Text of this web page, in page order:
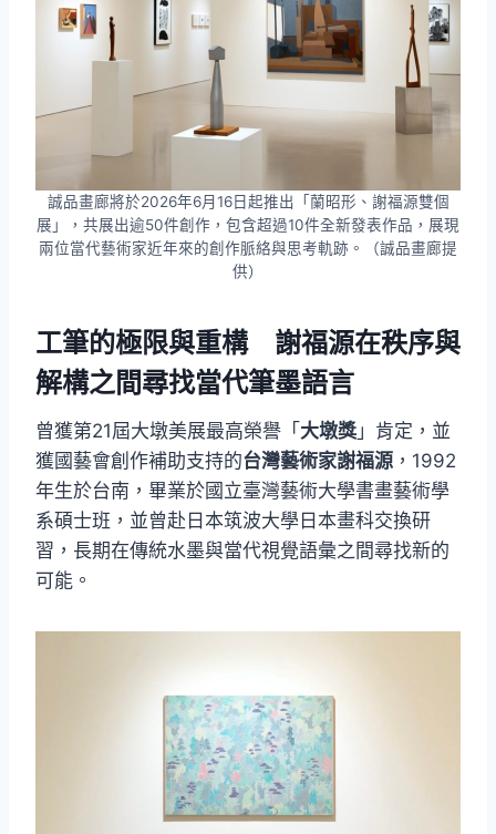
誠品畫廊將於2026年6月16日起推出「蘭昭形、謝福源雙個
展」，共展出逾50件創作，包含超過10件全新發表作品，展現
兩位當代藝術家近年來的創作脈絡與思考軌跡。（誠品畫廊提
供）
工筆的極限與重構 謝福源在秩序與
解構之間尋找當代筆墨語言
曾獲第21屆大墩美展最高榮譽「 大墩獎 」肯定，並
獲國藝會創作補助支持的台灣藝術家謝福源 ，1992
年生於台南，畢業於國立臺灣藝術大學書畫藝術學
系碩士班，並曾赴日本筑波大學日本畫科交換研
習，長期在傳統水墨與當代視覺語彙之間尋找新的
可能。